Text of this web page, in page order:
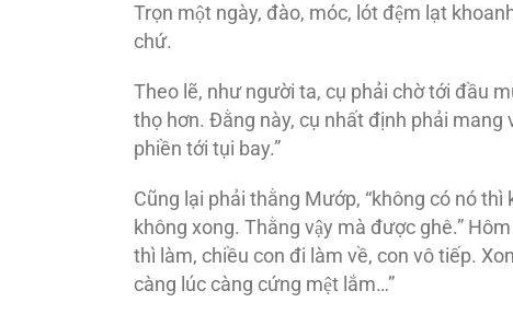
Trọn một ngày, đào, móc, lót đệm lạt
chứ.
Theo lẽ, như người ta, cụ phải chờ tới đầu
thọ hơn. Đằng này, cụ nhất định phải mang
phiền tới tụi bay.”
Cũng lại phải thằng Mướp, “không có nó
không xong. Thằng vậy mà được ghê.”
thì làm, chiều con đi làm về, con vô tiếp.
càng lúc càng cứng mệt lắm…”